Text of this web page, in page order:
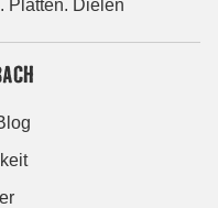
Platten. Dielen